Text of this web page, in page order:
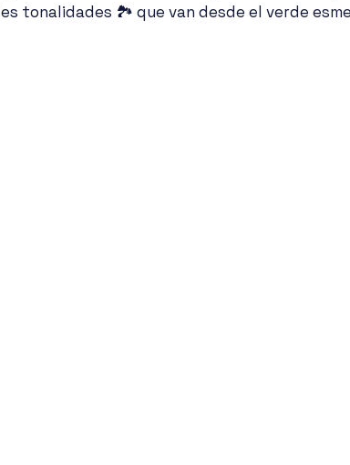
tonalidades 🏞️ que van desde el verde